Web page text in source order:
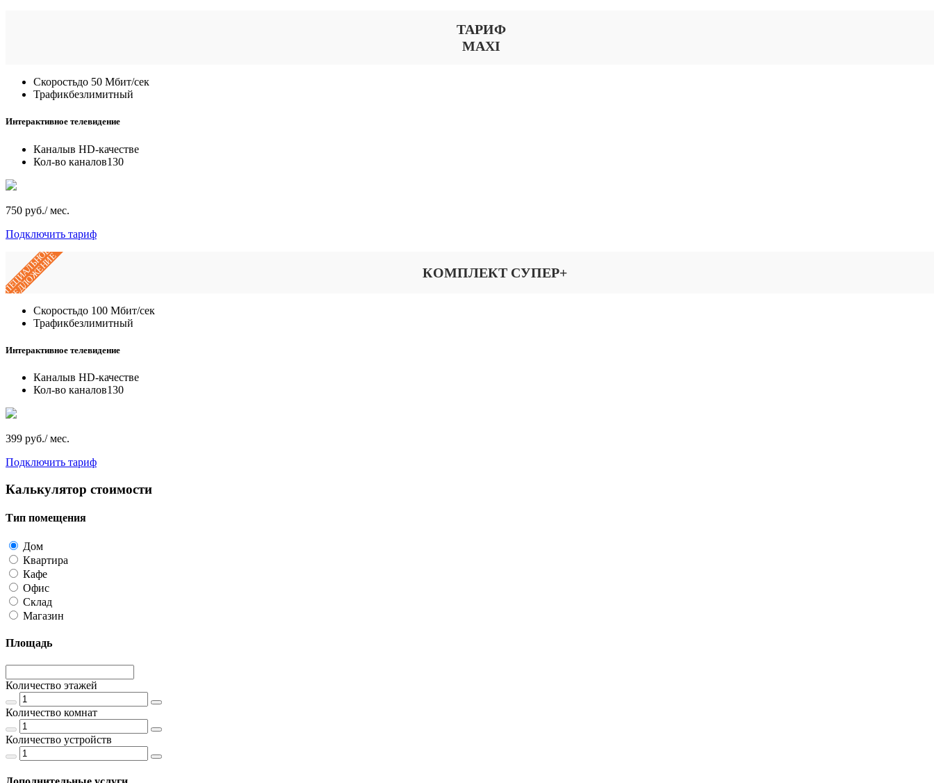
ТАРИФ
MAXI
Скоростьдо 50 Мбит/сек
Трафикбезлимитный
Интерактивное телевидение
Каналыв HD-качестве
Кол-во каналов130
750 руб./ мес.
Подключить тариф
ПРЕДЛОЖЕНИЕ КОМПЛЕКТ СУПЕР+
Скоростьдо 100 Мбит/сек
Трафикбезлимитный
Интерактивное телевидение
Каналыв HD-качестве
Кол-во каналов130
399 руб./ мес.
Подключить тариф
Калькулятор стоимости
Тип помещения
Дом
Квартира
Кафе
Офис
Склад
Магазин
Площадь
Количество этажей
Количество комнат
Количество устройств